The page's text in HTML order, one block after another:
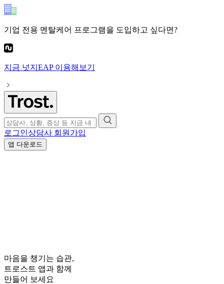
기업 전용 멘탈케어 프로그램을 도입하고 싶다면?
지금 넛지EAP이용해보기
로그인상담사 회원가입
앱 다운로드
마음을 챙기는 습관,
트로스트 앱과 함께
만들어 보세요